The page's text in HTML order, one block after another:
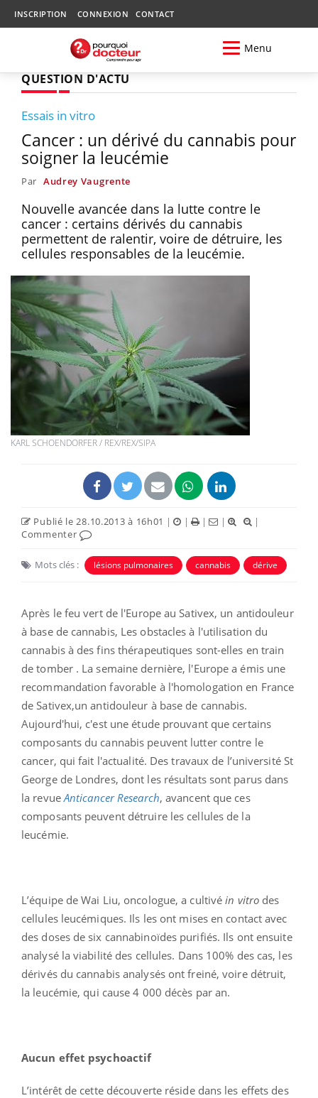
INSCRIPTION CONNEXION CONTACT
Menu
QUESTION D'ACTU
Essais in vitro
Cancer : un dérivé du cannabis pour
soigner la leucémie
Par Audrey Vaugrente
Nouvelle avancée dans la lutte contre le
cancer : certains dérivés du cannabis
permettent de ralentir, voire de détruire, les
cellules responsables de la leucémie.
KARL SCHOENDORFER / REX/REX/SIPA
Publié le 28.10.2013 à 16h01 | | | |
|
Commenter
Mots clés : lésions pulmonaires cannabis dérive
Après le feu vert de l'Europe au Sativex, un antidouleur
à base de cannabis, Les obstacles à l'utilisation du
cannabis à des fins thérapeutiques sont-elles en train
de tomber . La semaine dernière, l'Europe a émis une
recommandation favorable à l'homologation en France
de Sativex,un antidouleur à base de cannabis.
Aujourd'hui, c'est une étude prouvant que certains
composants du cannabis peuvent lutter contre le
cancer, qui fait l'actualité. Des travaux de l’université St
George de Londres, dont les résultats sont parus dans
la revue Anticancer Research, avancent que ces
composants peuvent détruire les cellules de la
leucémie.
L’équipe de Wai Liu, oncologue, a cultivéin vitro des
cellules leucémiques. Ils les ont mises en contact avec
des doses de six cannabinoïdes purifiés. Ils ont ensuite
analysé la viabilité des cellules. Dans 100% des cas, les
dérivés du cannabis analysés ont freiné, voire détruit,
la leucémie, qui cause 4 000 décès par an.
Aucun effet psychoactif
L’intérêt de cette découverte réside dans les effets des